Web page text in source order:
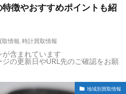
徴やおすすめポイントも紹
取情報, 時計買取情報
含まれています
の更新日やURL先のご確認をお願
地域別買取情報